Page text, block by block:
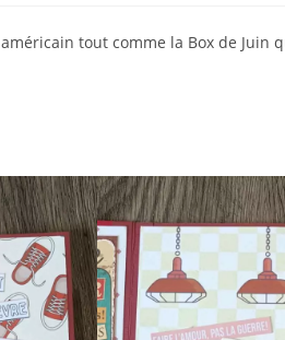
tout comme la Box de Juin